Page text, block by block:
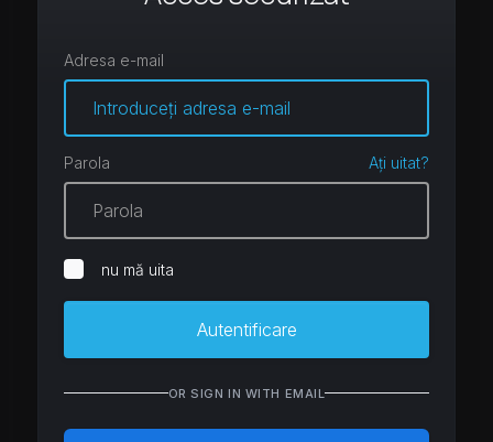
Adresa e-mail
Parola Ați uitat?
nu mă uita
Autentificare
OR SIGN IN WITH EMAIL